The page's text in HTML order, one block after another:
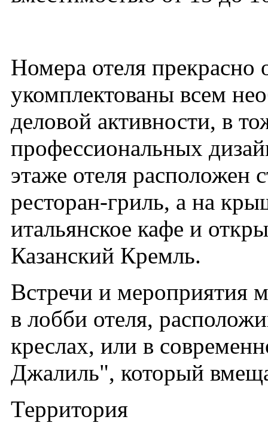
Номера отеля
укомплектованы всем
деловой активности, в
профессиональных
этаже отеля расположен
ресторан-гриль, а на
итальянское кафе и
Казанский Кремль.
Встречи и мероприятия
в лобби отеля,
креслах, или в
Джалиль", который
Территория